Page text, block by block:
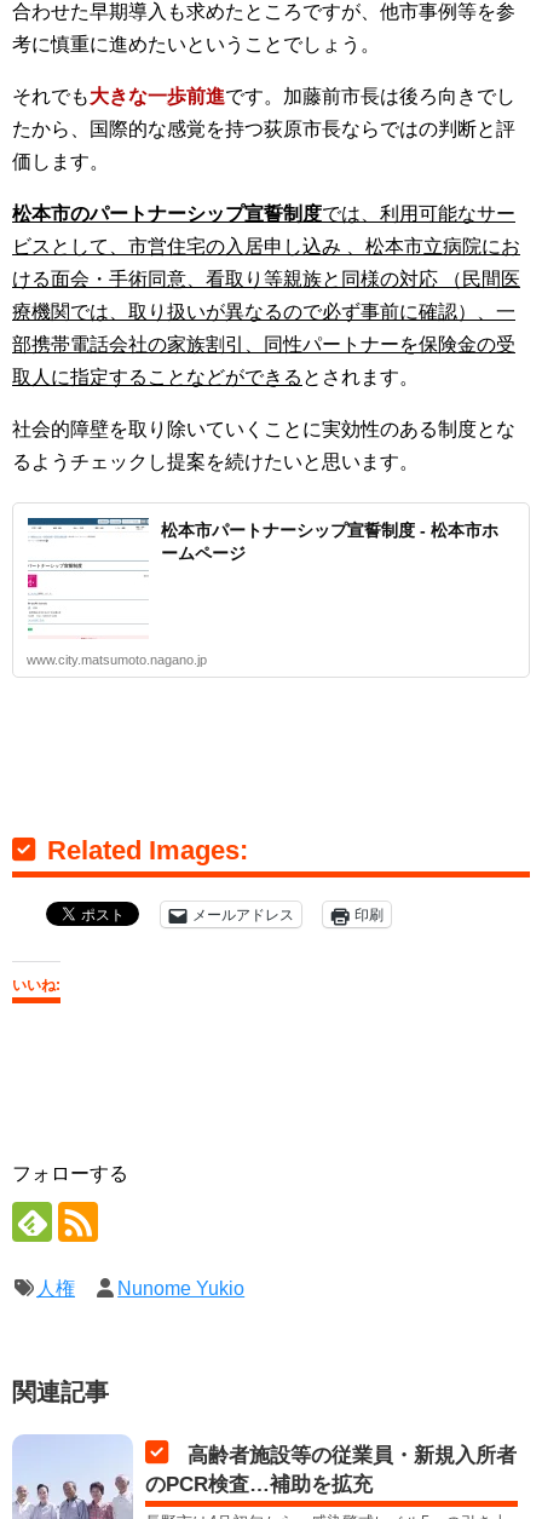
合わせた早期導入も求めたところですが、他市事例等を参
考に慎重に進めたいということでしょう。
それでも大きな一歩前進です。加藤前市長は後ろ向きでし
たから、国際的な感覚を持つ荻原市長ならではの判断と評
価します。
松本市のパートナーシップ宣誓制度では、利用可能なサー
ビスとして、市営住宅の入居申し込み 、松本市立病院にお
ける面会・手術同意、看取り等親族と同様の対応 （民間医
療機関では、取り扱いが異なるので必ず事前に確認）、一
部携帯電話会社の家族割引、同性パートナーを保険金の受
取人に指定することなどができる とされます。
社会的障壁を取り除いていくことに実効性のある制度とな
るようチェックし提案を続けたいと思います。
松本市パートナーシップ宣誓制度 - 松本市ホ
ームページ
www.city.matsumoto.nagano.jp
Related Images:
メールアドレス 印刷
いいね:
フォローする
人権 Nunome Yukio
関連記事
高齢者施設等の従業員・新規入所者
のPCR検査…補助を拡充